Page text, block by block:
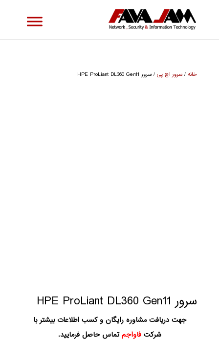
خانه/ سرور اچ پی/ سرور HPE ProLiant DL360 Gen11
سرور HPE ProLiant DL360 Gen11
جهت دریافت مشاوره رایگان و کسب اطلاعات بیشتر با
شرکتفاواجمتماس حاصل فرمایید.